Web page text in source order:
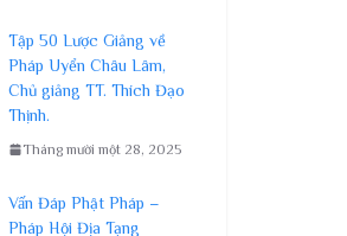
Tập 50 Lược Giảng về
Pháp Uyển Châu Lâm,
Chủ giảng TT. Thích Đạo
Thịnh.
Tháng mười một 28, 2025
Vấn Đáp Phật Pháp –
Pháp Hội Địa Tạng